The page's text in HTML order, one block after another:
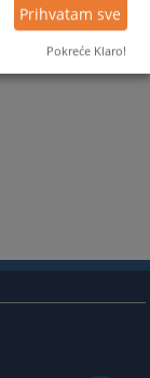
Prihvatam sve
Pokreće Klaro!